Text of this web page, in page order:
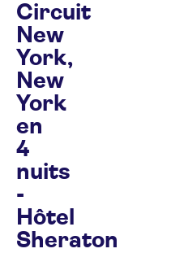
Circuit
New
York,
New
York
en
4
nuits
-
Hôtel
Sheraton